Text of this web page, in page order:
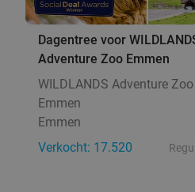
Dagentree voor
Adventure Zoo Emmen
WILDLANDS Adventure Zoo
Emmen
Emmen
Verkocht: 17.520